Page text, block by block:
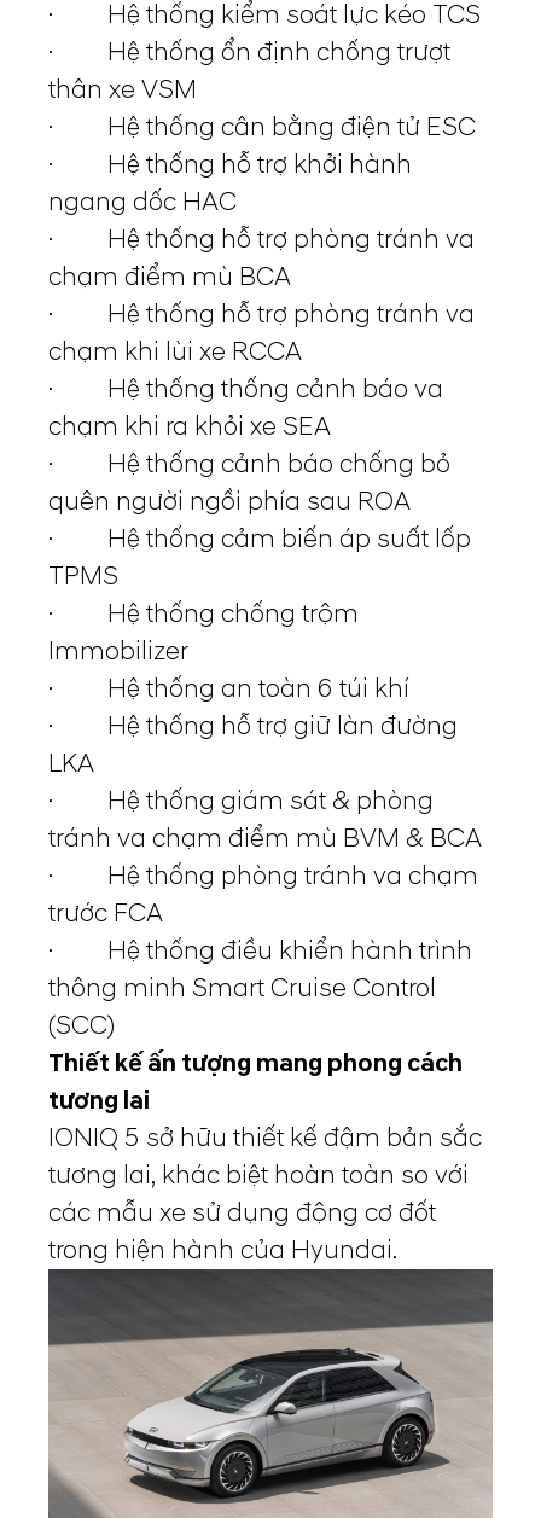
· Hệ thống kiểm soát lực kéo TCS
· Hệ thống ổn định chống trượt
thân xe VSM
· Hệ thống cân bằng điện tử ESC
· Hệ thống hỗ trợ khởi hành
ngang dốc HAC
· Hệ thống hỗ trợ phòng tránh va
chạm điểm mù BCA
· Hệ thống hỗ trợ phòng tránh va
chạm khi lùi xe RCCA
· Hệ thống thống cảnh báo va
chạm khi ra khỏi xe SEA
· Hệ thống cảnh báo chống bỏ
quên người ngồi phía sau ROA
· Hệ thống cảm biến áp suất lốp
TPMS
· Hệ thống chống trộm
Immobilizer
· Hệ thống an toàn 6 túi khí
· Hệ thống hỗ trợ giữ làn đường
LKA
· Hệ thống giám sát & phòng
tránh va chạm điểm mù BVM & BCA
· Hệ thống phòng tránh va chạm
trước FCA
· Hệ thống điều khiển hành trình
thông minh Smart Cruise Control
(SCC)
Thiết kế ấn tượng mang phong cách
tương lai
IONIQ 5 sở hữu thiết kế đậm bản sắc
tương lai, khác biệt hoàn toàn so với
các mẫu xe sử dụng động cơ đốt
trong hiện hành của Hyundai.